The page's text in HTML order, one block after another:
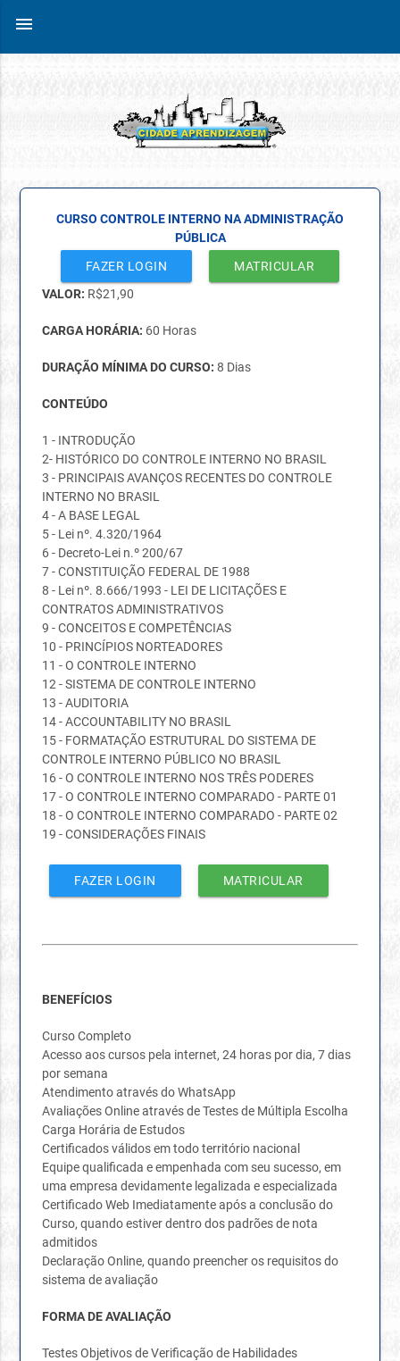
menu
CURSO CONTROLE INTERNO NA ADMINISTRAÇÃO
PÚBLICA
FAZER LOGIN
MATRICULAR
VALOR: R$21,90
CARGA HORÁRIA: 60 Horas
DURAÇÃO MÍNIMA DO CURSO:8 Dias
CONTEÚDO
1 - INTRODUÇÃO
2- HISTÓRICO DO CONTROLE INTERNO NO BRASIL
3 - PRINCIPAIS AVANÇOS RECENTES DO CONTROLE
INTERNO NO BRASIL
4 - A BASE LEGAL
5 - Lei nº. 4.320/1964
6 - Decreto-Lei n.º 200/67
7 - CONSTITUIÇÃO FEDERAL DE 1988
8 - Lei nº. 8.666/1993 - LEI DE LICITAÇÕES E
CONTRATOS ADMINISTRATIVOS
9 - CONCEITOS E COMPETÊNCIAS
10 - PRINCÍPIOS NORTEADORES
11 - O CONTROLE INTERNO
12 - SISTEMA DE CONTROLE INTERNO
13 - AUDITORIA
14 - ACCOUNTABILITY NO BRASIL
15 - FORMATAÇÃO ESTRUTURAL DO SISTEMA DE
CONTROLE INTERNO PÚBLICO NO BRASIL
16 - O CONTROLE INTERNO NOS TRÊS PODERES
17 - O CONTROLE INTERNO COMPARADO - PARTE 01
18 - O CONTROLE INTERNO COMPARADO - PARTE 02
19 - CONSIDERAÇÕES FINAIS
FAZER LOGIN MATRICULAR
BENEFÍCIOS
Curso Completo
Acesso aos cursos pela internet, 24 horas por dia, 7 dias
por semana
Atendimento através do WhatsApp
Avaliações Online através de Testes de Múltipla Escolha
Carga Horária de Estudos
Certificados válidos em todo território nacional
Equipe qualificada e empenhada com seu sucesso, em
uma empresa devidamente legalizada e especializada
Certificado Web Imediatamente após a conclusão do
Curso, quando estiver dentro dos padrões de nota
admitidos
Declaração Online, quando preencher os requisitos do
sistema de avaliação
FORMA DE AVALIAÇÃO
Testes Objetivos de Verificação de Habilidades